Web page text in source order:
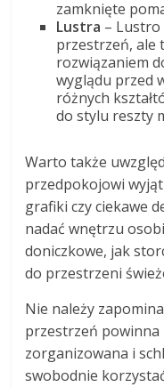
zamknięte
Lustra –
przestrzeń, ale
rozwiązaniem
wyglądu przed
różnych
do stylu reszty
Warto także
przedpokojowi
grafiki czy ciekawe
nadać wnętrzu
doniczkowe, jak
do przestrzeni
Nie należy
przestrzeń powinna
zorganizowana i
swobodnie